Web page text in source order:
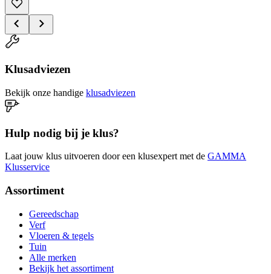
Klusadviezen
Bekijk onze handige klusadviezen
Hulp nodig bij je klus?
Laat jouw klus uitvoeren door een klusexpert met de GAMMA
Klusservice
Assortiment
Gereedschap
Verf
Vloeren & tegels
Tuin
Alle merken
Bekijk het assortiment